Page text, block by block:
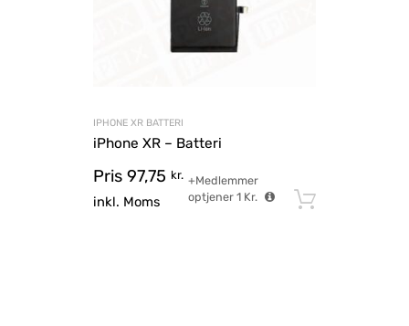
IPHONE XR BATTERI
iPhone XR – Batteri
Pris 97,75 kr.
inkl. Moms
+Medlemmer
optjener1 Kr.